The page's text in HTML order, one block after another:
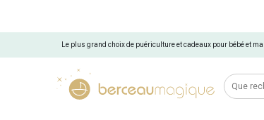
Le plus grand choix de puériculture et cadeaux pour bébé et